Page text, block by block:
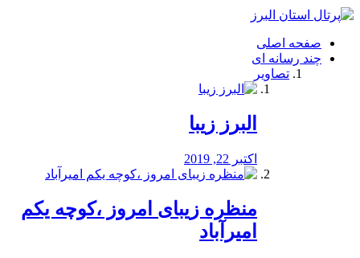
فصد
شرق
تهران
خشکشویی
صفحه اصلی
چند رسانه ای
تصاویر
البرز زیبا
اکتبر 22, 2019
منظره‌‌ زیبای امروز ،کوچه یکم
امیرآباد